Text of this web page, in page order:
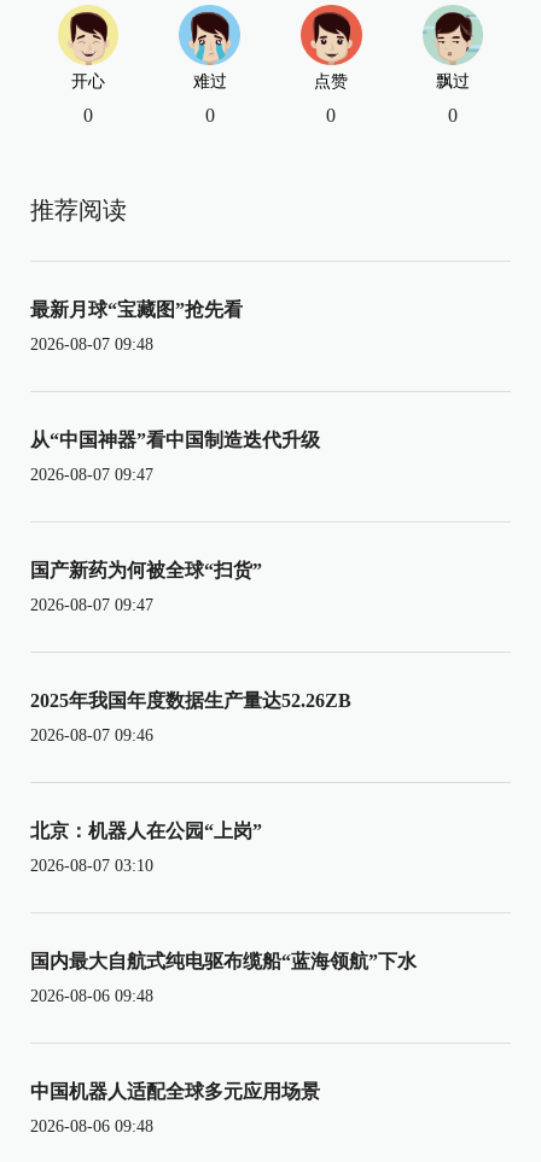
开心
0
难过
0
点赞
0
飘过
0
推荐阅读
最新月球“宝藏图”抢先看
2026-08-07 09:48
从“中国神器”看中国制造迭代升级
2026-08-07 09:47
国产新药为何被全球“扫货”
2026-08-07 09:47
2025年我国年度数据生产量达52.26ZB
2026-08-07 09:46
北京：机器人在公园“上岗”
2026-08-07 03:10
国内最大自航式纯电驱布缆船“蓝海领航”下水
2026-08-06 09:48
中国机器人适配全球多元应用场景
2026-08-06 09:48